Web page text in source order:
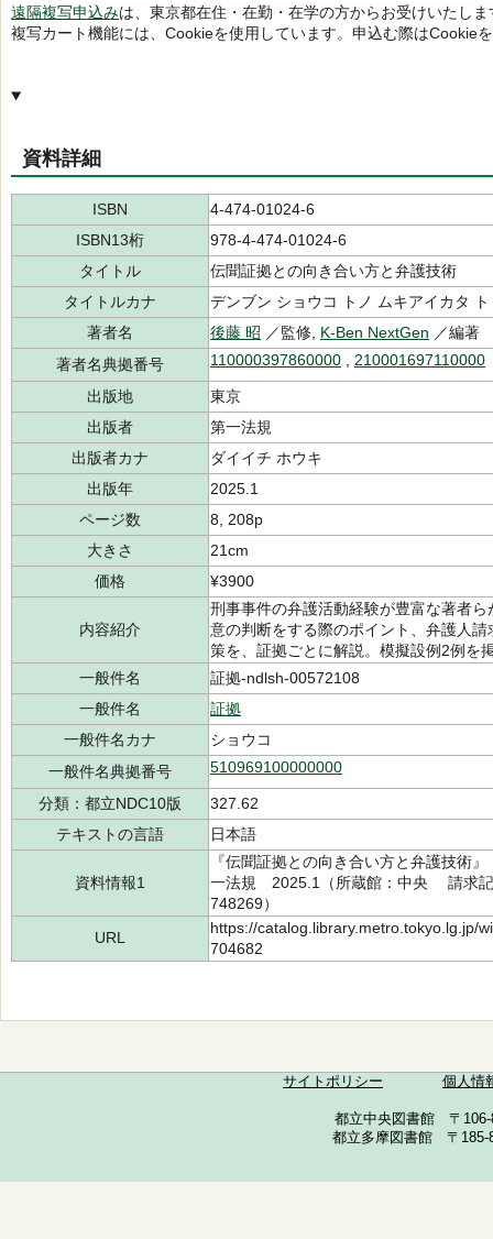
遠隔複写申込みは、東京都在住・在勤・在学の方からお受けいたしま
複写カート機能には、Cookieを使用しています。申込む際はCookie
資料詳細
ISBN
4-474-01024-6
ISBN13桁
978-4-474-01024-6
タイトル
伝聞証拠との向き合い方と弁護技術
タイトルカナ
デンブン ショウコ トノ ムキアイカタ
著者名
後藤 昭 ／監修, K-Ben NextGen ／編著
著者名典拠番号
110000397860000 210001697110000
出版地
東京
出版者
第一法規
出版者カナ
ダイイチ ホウキ
出版年
2025.1
ページ数
8, 208p
大きさ
21cm
価格
¥3900
内容紹介
刑事事件の弁護活動経験が豊富な著者
意の判断をする際のポイント、弁護人
策を、証拠ごとに解説。模擬設例2例を
一般件名
証拠-ndlsh-00572108
一般件名
証拠
一般件名カナ
ショウコ
一般件名典拠番号
510969100000000
分類：都立NDC10版
327.62
テキストの言語
日本語
資料情報1
『伝聞証拠との向き合い方と弁護技
一法規 2025.1（所蔵館：中央 請求
748269）
URL
https://catalog.library.metro.tokyo.lg.jp/
704682
サイトポリシー 個人情
都立中央図書館 〒
都立多摩図書館 〒185-